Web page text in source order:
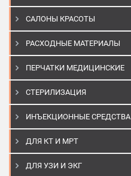
САЛОНЫ КРАСОТЫ
РАСХОДНЫЕ МАТЕРИАЛЫ
ПЕРЧАТКИ МЕДИЦИНСКИЕ
СТЕРИЛИЗАЦИЯ
ИНЪЕКЦИОННЫЕ СРЕДСТВА
ДЛЯ КТ И МРТ
ДЛЯ УЗИ И ЭКГ